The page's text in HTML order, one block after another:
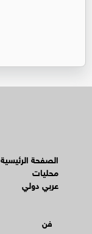
الصفحة الرئيسية
محليات
عربي دولي
فن